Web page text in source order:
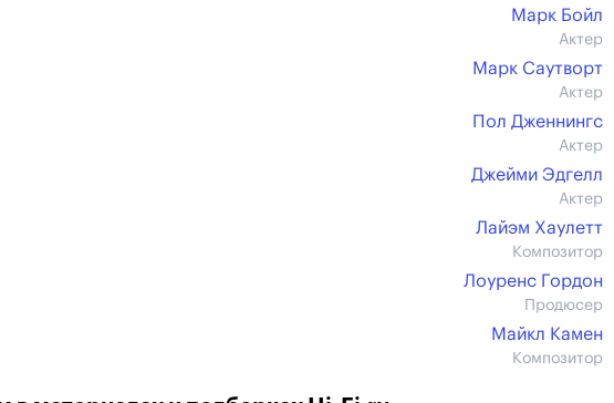
Марк Бойл
Актер
Марк Саутворт
Актер
Пол Дженнингс
Актер
Джейми Эдгелл
Актер
Лайэм Хаулетт
Композитор
Лоуренс Гордон
Продюсер
Майкл Камен
Композитор